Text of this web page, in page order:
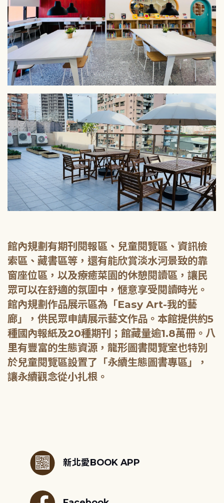
館內規劃有期刊閱報區、兒童閱覽區、資訊檢
索區、藏書區等，還有能欣賞淡水河景致的靠
窗座位區，以及療癒菜園的休憩閱讀區，讓民
眾可以在舒適的氛圍中，愜意享受閱讀時光。
館內規劃作品展示區為「Easy Art-我的藝
廊」，供民眾申請展示藝文作品。本館提供約5
種國內報紙及20種期刊；館藏量逾1.8萬冊。八
里有豐富的生態資源，龍形圖書閱覽室也特別
於兒童閱覽區設置了「永續生態圖書專區」，
新北愛BOOK APP